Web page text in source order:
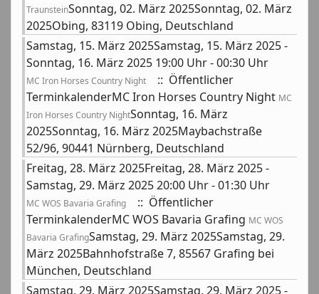
TraunsteinSonntag, 02. März 2025Sonntag, 02. März
2025Obing, 83119 Obing, Deutschland
Samstag, 15. März 2025Samstag, 15. März 2025 -
Sonntag, 16. März 2025 19:00 Uhr - 00:30 Uhr
MC Iron Horses Country Night
:: Öffentlicher
TerminkalenderMC Iron Horses Country Night MC
Iron Horses Country NightSonntag, 16. März
2025Sonntag, 16. März 2025Maybachstraße
52/96, 90441 Nürnberg, Deutschland
Freitag, 28. März 2025Freitag, 28. März 2025 -
Samstag, 29. März 2025 20:00 Uhr - 01:30 Uhr
MC WOS Bavaria Grafing
:: Öffentlicher
TerminkalenderMC WOS Bavaria Grafing MC WOS
Bavaria GrafingSamstag, 29. März 2025Samstag, 29.
März 2025Bahnhofstraße 7, 85567 Grafing bei
München, Deutschland
Samstag, 29. März 2025Samstag, 29. März 2025 -